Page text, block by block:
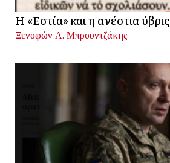
Η «Εστία» και η ανέστια ύβρις
Ξενοφών Α. Μπρουντζάκης